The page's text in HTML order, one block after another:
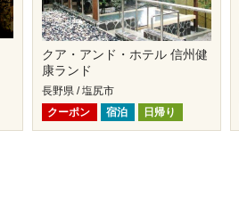
クア・アンド・ホテル 信州健
康ランド
長野県 / 塩尻市
クーポン
宿泊 日帰り